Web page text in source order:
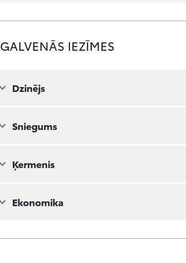
GALVENĀS IEZĪMES
Dzinējs
Sniegums
Ķermenis
Ekonomika